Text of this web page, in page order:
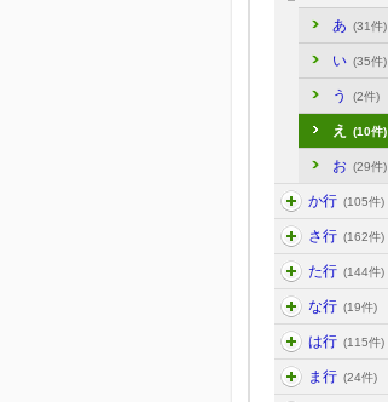
あ (31件)
い (35件)
う (2件)
え (10件)
お (29件)
か行 (105件)
さ行 (162件)
た行 (144件)
な行 (19件)
は行 (115件)
ま行 (24件)